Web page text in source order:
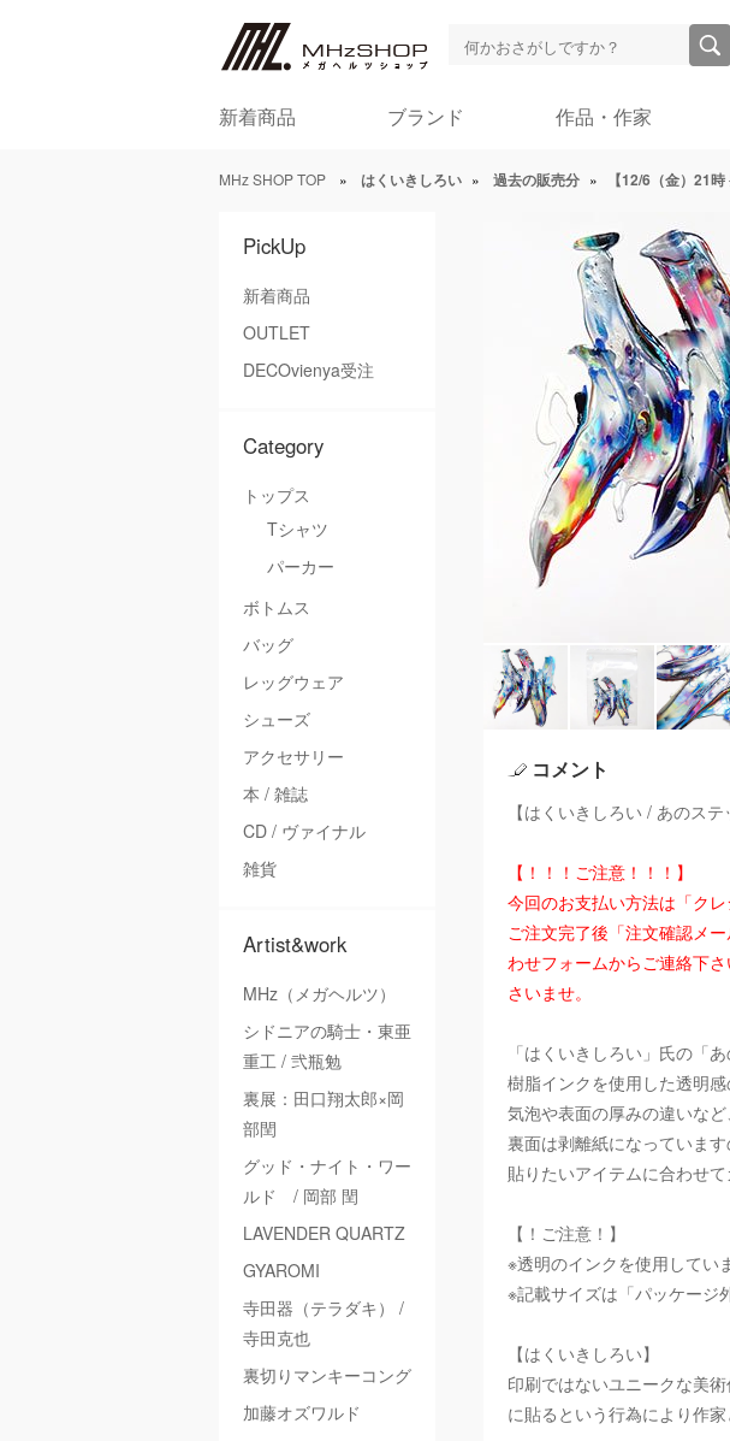
新着商品 ブランド 作品・作家
MHz SHOP TOP » はくいきしろい » 過去の販売分 » 【12/6（金）21
PickUp
新着商品
OUTLET
DECOvienya受注
Category
トップス
Tシャツ
パーカー
ボトムス
バッグ
レッグウェア
シューズ
アクセサリー
本 / 雑誌
CD / ヴァイナル
雑貨
Artist&work
MHz（メガヘルツ）
シドニアの騎士・東亜
重工 / 弐瓶勉
裏展：田口翔太郎×岡
部閏
グッド・ナイト・ワー
ルド / 岡部 閏
LAVENDER QUARTZ
GYAROMI
寺田器（テラダキ） /
寺田克也
裏切りマンキーコング
加藤オズワルド
コメント
【はくいきしろい / あのステ
【！！！ご注意！！！】
今回のお支払い方法は「ク
ご注文完了後「注文確認メ
わせフォームからご連絡下
さいませ。
「はくいきしろい」氏の「
樹脂インクを使用した透明感
気泡や表面の厚みの違いな
裏面は剥離紙になっていま
貼りたいアイテムに合わせ
【！ご注意！】
※透明のインクを使用してい
※記載サイズは「パッケージ
【はくいきしろい】
印刷ではないユニークな美
に貼るという行為により作